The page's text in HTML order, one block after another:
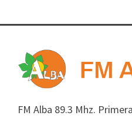
FM Alba 89.3 Mhz.